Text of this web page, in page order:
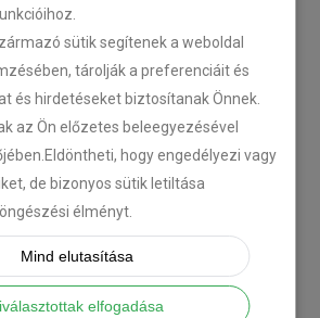
sütik segítenek a weboldal
tárolják a preferenciáit és
és hirdetéseket biztosítanak Önnek.
az Ön előzetes beleegyezésével
hogy engedélyezi vagy
de bizonyos sütik letiltása
élményt.
Mind elutasítása
elfogadása
2018-06-12
Citroën C-Zero tempomat
beszerelés
2018-02-14